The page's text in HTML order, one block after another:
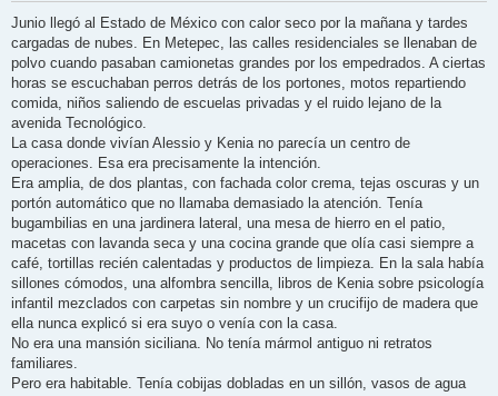
Junio llegó al Estado de México con calor seco por la mañana y tardes
cargadas de nubes. En Metepec, las calles residenciales se llenaban de
polvo cuando pasaban camionetas grandes por los empedrados. A ciertas
horas se escuchaban perros detrás de los portones, motos repartiendo
comida, niños saliendo de escuelas privadas y el ruido lejano de la
avenida Tecnológico.
La casa donde vivían Alessio y Kenia no parecía un centro de
operaciones. Esa era precisamente la intención.
Era amplia, de dos plantas, con fachada color crema, tejas oscuras y un
portón automático que no llamaba demasiado la atención. Tenía
bugambilias en una jardinera lateral, una mesa de hierro en el patio,
macetas con lavanda seca y una cocina grande que olía casi siempre a
café, tortillas recién calentadas y productos de limpieza. En la sala había
sillones cómodos, una alfombra sencilla, libros de Kenia sobre psicología
infantil mezclados con carpetas sin nombre y un crucifijo de madera que
ella nunca explicó si era suyo o venía con la casa.
No era una mansión siciliana. No tenía mármol antiguo ni retratos
familiares.
Pero era habitable. Tenía cobijas dobladas en un sillón, vasos de agua